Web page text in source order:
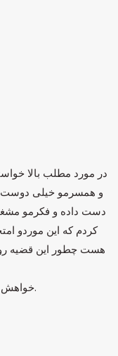
در مورد مطلب بالا
و همسرمو خیلی دوست
دست داده و فکرمو
کردم که این موردو
هست چطور اين قضیه رو
خواهش میکنم جواب منو بدید تا از این حالت در بیام.